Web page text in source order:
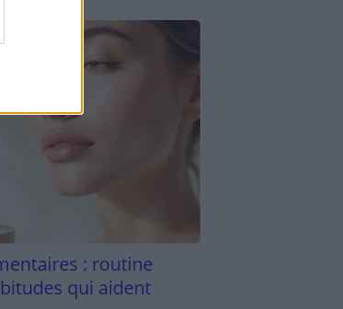
: routine
qui aident